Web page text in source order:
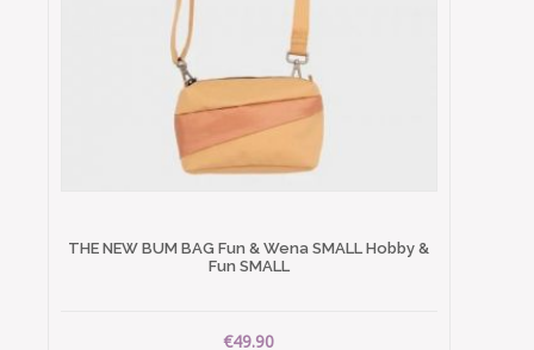
THE NEW BUM BAG Fun & Wena SMALL Hobby &
Fun SMALL
€49.90